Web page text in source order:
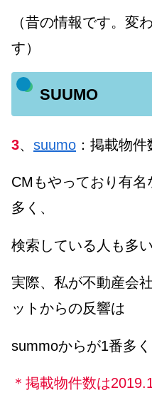
（昔の情報です。変
す）
SUUMO
3、 suumo ：掲載物
CMもやっており有
多く、
検索している人も多い
実際、私が不動産会
ットからの反響は
summoからが1番多く
＊掲載物件数は